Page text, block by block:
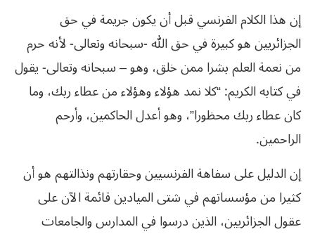
إن هذا الكلام الفرنسي قبل أن يكون جريمة في حق
الجزائريين هو كبيرة في حق الله -سبحانه وتعالى- لأنه حرم
من نعمة العلم بشرا ممن خلق، وهو – سبحانه وتعالى- يقول
في كتابه الكريم: “كلا نمد هؤلاء وهؤلاء من عطاء ربك، وما
كان عطاء ربك محظورا”، وهو أعدل الحاكمين، وأرحم
الراحمين.
إن الدليل على سفاهة الفرنسيين وحقارتهم ونذالتهم هو أن
كثيرا من مؤسساتهم في شتى الميادين قائمة الآن على
عقول الجزائريين، الذين درسوا في المدارس والجامعات